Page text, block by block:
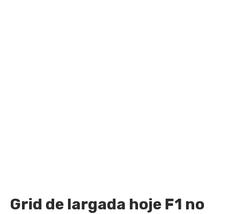
Grid de largada hoje F1 no